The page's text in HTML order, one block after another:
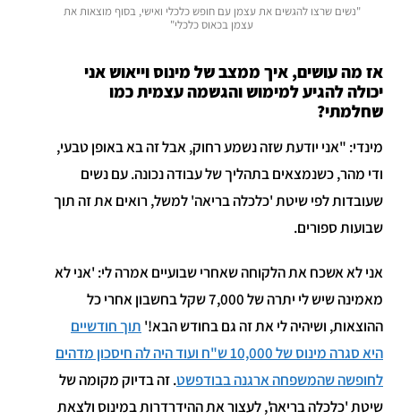
"נשים שרצו להגשים את עצמן עם חופש כלכלי ואישי, בסוף מוצאות את
עצמן בכאוס כלכלי"
אז מה עושים, איך ממצב של מינוס וייאוש אני
יכולה להגיע למימוש והגשמה עצמית כמו
שחלמתי?
מינדי: "אני יודעת שזה נשמע רחוק, אבל זה בא באופן טבעי,
ודי מהר, כשנמצאים בתהליך של עבודה נכונה. עם נשים
שעובדות לפי שיטת 'כלכלה בריאה' למשל, רואים את זה תוך
שבועות ספורים.
אני לא אשכח את הלקוחה שאחרי שבועיים אמרה לי: 'אני לא
מאמינה שיש לי יתרה של 7,000 שקל בחשבון אחרי כל
ההוצאות, ושיהיה לי את זה גם בחודש הבא!' תוך חודשיים
היא סגרה מינוס של 10,000 ש"ח ועוד היה לה חיסכון מדהים
לחופשה שהמשפחה ארגנה בבודפשט. זה בדיוק מקומה של
שיטת 'כלכלה בריאה', לעצור את ההידרדרות במינוס ולצאת